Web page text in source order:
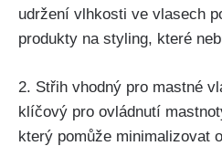
udržení vlhkosti ​ve vlasech⁣
⁣produkty na styling, které
2. Střih vhodný pro mastné
klíčový‍ pro ovládnutí
který pomůže minimalizovat